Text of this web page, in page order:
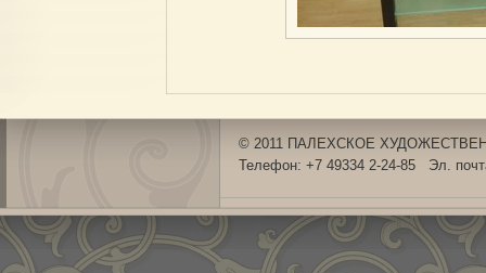
© 2011 ПАЛЕХСКОЕ
Телефон: +7 49334 2-24-85 Эл.